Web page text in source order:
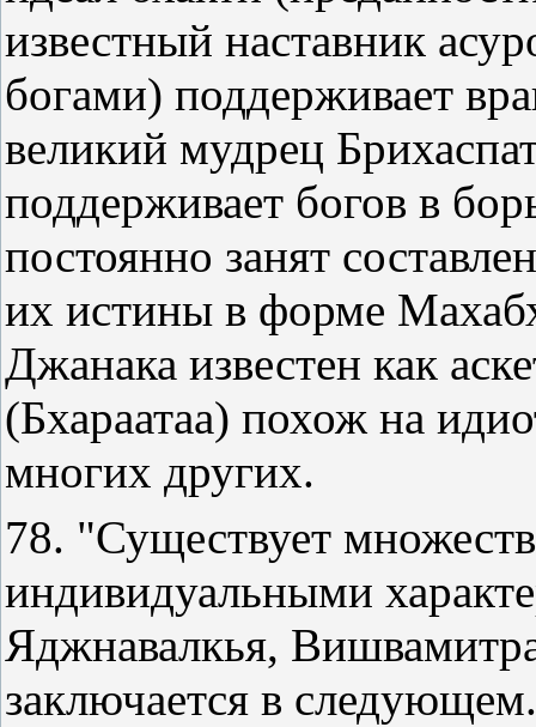
известный наставник
богами) поддерживает
великий мудрец
поддерживает богов в
постоянно занят
их истины в форме
Джанака известен как
(Бхараатаа) похож на
многих других.
78. "Существует
индивидуальными
Яджнавалкья,
заключается в следующем.